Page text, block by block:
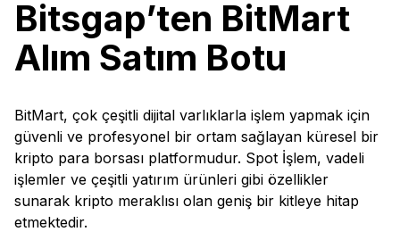
Bitsgap’ten BitMart
Alım Satım Botu
BitMart, çok çeşitli dijital varlıklarla işlem yapmak için
güvenli ve profesyonel bir ortam sağlayan küresel bir
kripto para borsası platformudur. Spot İşlem, vadeli
işlemler ve çeşitli yatırım ürünleri gibi özellikler
sunarak kripto meraklısı olan geniş bir kitleye hitap
etmektedir.